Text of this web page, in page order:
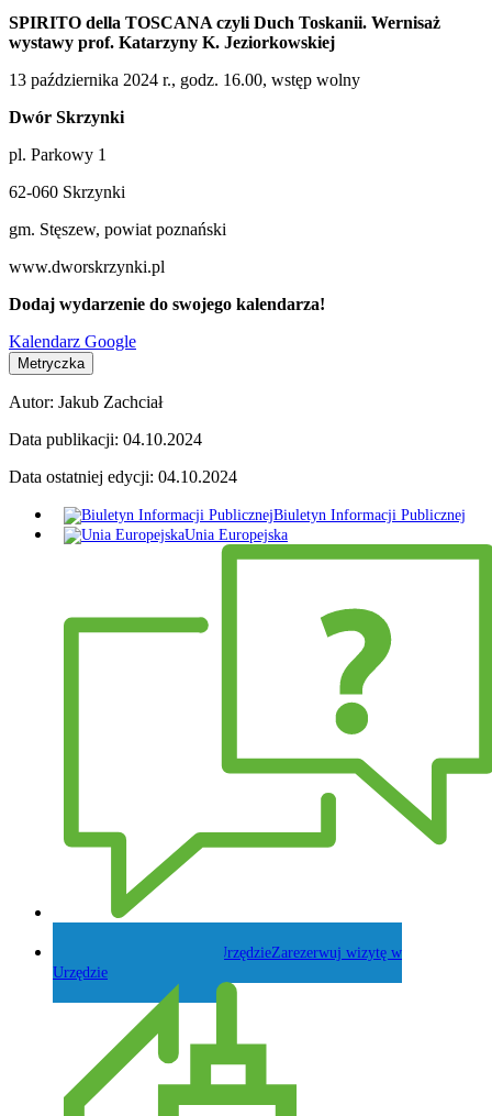
SPIRITO della TOSCANA czyli Duch Toskanii. Wernisaż
wystawy prof. Katarzyny K. Jeziorkowskiej
13 października 2024 r., godz. 16.00, wstęp wolny
Dwór Skrzynki
pl. Parkowy 1
62-060 Skrzynki
gm. Stęszew, powiat poznański
www.dworskrzynki.pl
Dodaj wydarzenie do swojego kalendarza!
Kalendarz Google
Metryczka
Autor: Jakub Zachciał
Data publikacji: 04.10.2024
Data ostatniej edycji: 04.10.2024
Biuletyn Informacji Publicznej
Unia Europejska
Zarezerwuj wizytę w
Urzędzie